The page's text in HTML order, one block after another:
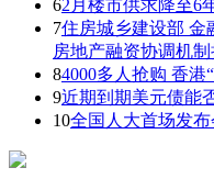
62月楼市供求降至6
7住房城乡建设部 金
房地产融资协调机
84000多人抢购 香港
9近期到期美元债能
10全国人大首场发布